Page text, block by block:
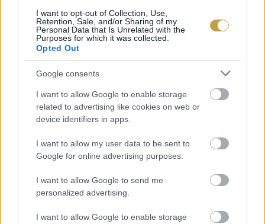
I want to opt-out of Collection, Use,
Retention, Sale, and/or Sharing of my
Personal Data that Is Unrelated with the
Purposes for which it was collected.
Opted Out
Google consents
I want to allow Google to enable storage
related to advertising like cookies on web or
device identifiers in apps.
I want to allow my user data to be sent to
Google for online advertising purposes.
I want to allow Google to send me
personalized advertising.
I want to allow Google to enable storage
További információ:
https://www.facebook.com/events/946374513405818